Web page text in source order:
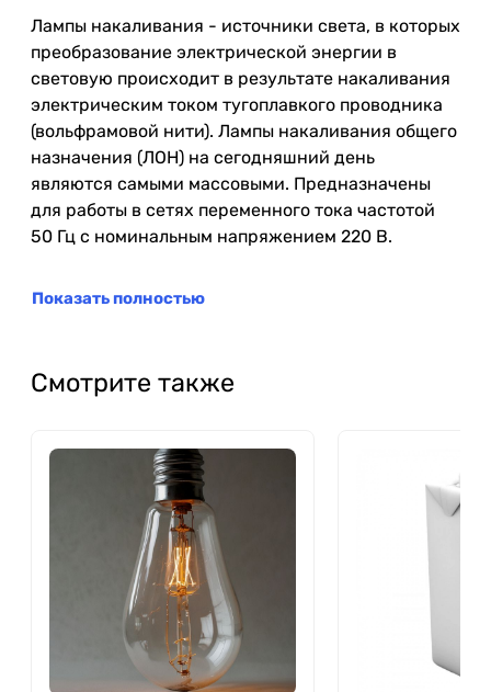
Лампы накаливания - источники света, в которых
преобразование электрической энергии в
световую происходит в результате накаливания
электрическим током тугоплавкого проводника
(вольфрамовой нити). Лампы накаливания общего
назначения (ЛОН) на сегодняшний день
являются самыми массовыми. Предназначены
для работы в сетях переменного тока частотой
50 Гц с номинальным напряжением 220 В.
Показать полностью
Смотрите также